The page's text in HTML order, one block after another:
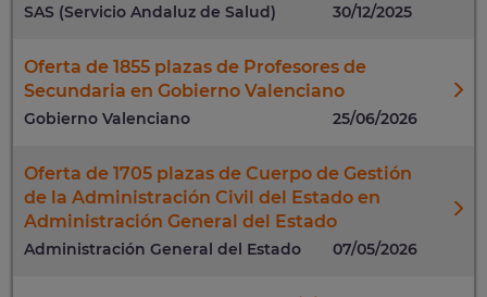
SAS (Servicio Andaluz de Salud) 30/12/2025
Oferta de 1855 plazas de Profesores de
Secundaria en Gobierno Valenciano
Gobierno Valenciano 25/06/2026
Oferta de 1705 plazas de Cuerpo de Gestión
de la Administración Civil del Estado en
Administración General del Estado
Administración General del Estado 07/05/2026